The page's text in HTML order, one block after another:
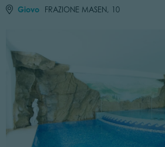
Giovo FRAZIONE MASEN, 10